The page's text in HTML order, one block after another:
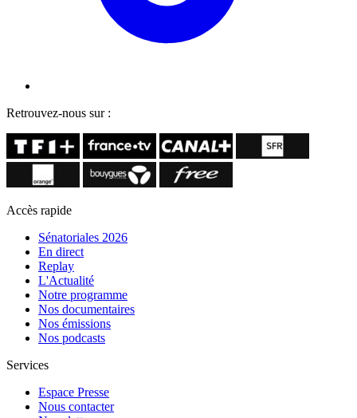
Retrouvez-nous sur :
Accès rapide
Sénatoriales 2026
En direct
Replay
L'Actualité
Notre programme
Nos documentaires
Nos émissions
Nos podcasts
Services
Espace Presse
Nous contacter